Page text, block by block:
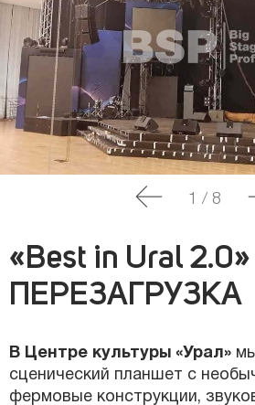
1 / 8
«Best in Ural 2.0»
ПЕРЕЗАГРУЗКА
В Центре культуры «Урал»
сценический планшет с
фермовые конструкции,